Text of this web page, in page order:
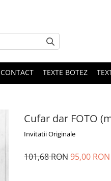
CONTACT TEXTE BOTEZ
Cufar dar FOTO
Invitatii Originale
101,68 RON95,00 RON